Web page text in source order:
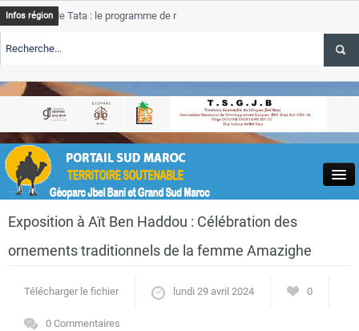
Close
Actualités
Infos région
de Tata : le programme de rehabilitation post-inondations
TSGJB Tourisme : l’ONMT renforce l’aerien a Dakhla et
Tata
TSGJB Tourisme au Maroc : Transavia renforce les vols Paris-
Exposition à Aït Ben Haddou : Célébration des
ornements traditionnels de la femme Amazighe
Télécharger le fichier lundi 29 avril 2024 0
0 Commentaires